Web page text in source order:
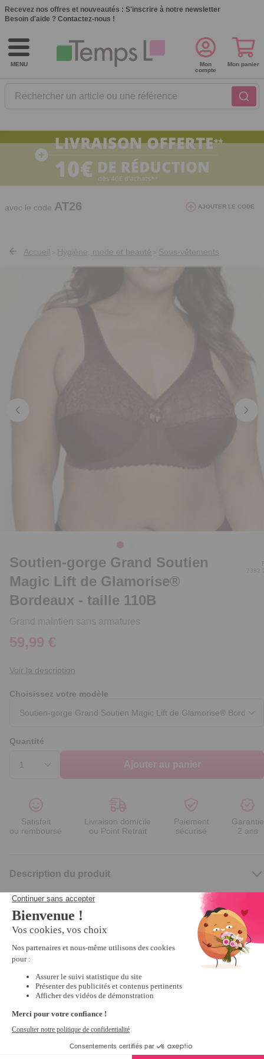
Recevez nos offres et nouveautés : S'inscrire à notre newsletter
Besoin d'aide ? Contactez-nous !
MENU
Rechercher un article ou une référence
Mon
compte
Mon panier
10€ de réduction dès 40€ d'achat. Offre
valable du 03/08/2026 au 12/08/2026.
avec le code AT26 AJOUTER LE CODE
Accueil Hygiène, mode et beauté Sous-vêtements
Soutien-gorge Grand Soutien
Magic Lift de Glamorise®
Bordeaux - taille 110B
Grand maintien sans armatures
59,99 €
Voir la description
Choisissez votre modèle
Quantité
Ajouter au panier
Satisfait
ou remboursé
Livraison domicile
ou Point Retrait
Paiement
sécurisé
Garantie
2 ans
Description du produit
Nous vous recommandons